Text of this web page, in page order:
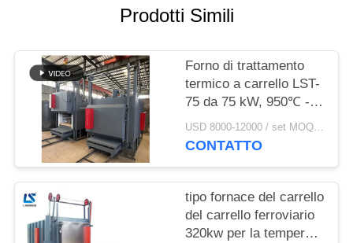
POLITICA
SULLA
PRIVACY
Prodotti Simili
Forno di trattamento
termico a carrello LST-
75 da 75 kW, 950℃ -
1100℃, capacità 2T
USD 8000-12000 / set MOQ:1 set
CONTATTO
tipo fornace del carrello
del carrello ferroviario
320kw per la tempera